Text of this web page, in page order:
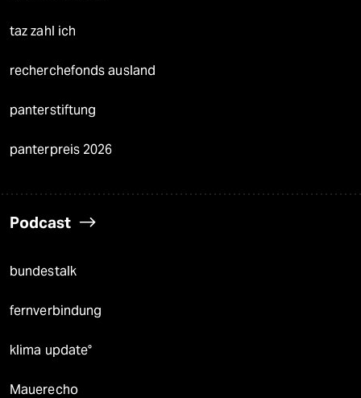
taz zahl ich
recherchefonds ausland
panterstiftung
panterpreis 2026
Podcast
bundestalk
fernverbindung
klima update°
Mauerecho